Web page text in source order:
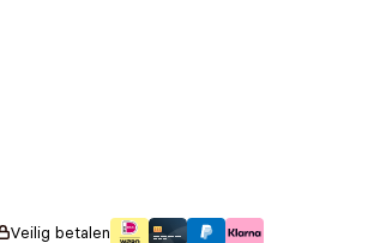
Veilig betalen